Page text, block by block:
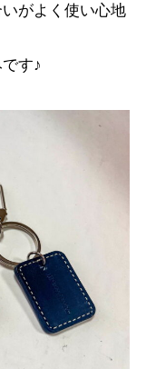
がよく使い心地
す♪